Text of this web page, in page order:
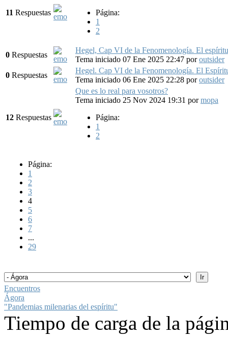
11 Respuestas
Página:
1
2
0 Respuestas
Hegel, Cap VI de la Fenomenología. El
Tema iniciado 07 Ene 2025 22:47 poroutsider
0 Respuestas
Hegel. Cap VI de la Fenomenología. El
Tema iniciado 06 Ene 2025 22:28 poroutsider
12 Respuestas
Que es lo real para vosotros?
Tema iniciado 25 Nov 2024 19:31 pormopa
Página:
1
2
Página:
1
2
3
4
5
6
7
...
29
Encuentros
Ágora
"Pandemias milenarias del espíritu"
Tiempo de carga de la